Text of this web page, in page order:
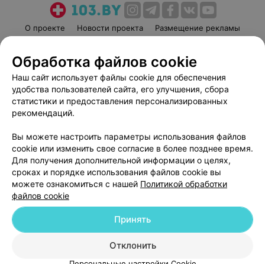
О проекте Новости проекта
Размещение рекламы
Пользовательское соглашение
Способы оплаты
Вакансии
Партнеры
Написать руководителю 103.by
Обработка персональных данных
© 2026 ООО «Артокс Лаб», УНП 191700409
| 220012, Республика Беларусь,
Служба поддержки +375 291212755
Обработка файлов cookie
Наш сайт использует файлы cookie для обеспечения
удобства пользователей сайта, его улучшения, сбора
статистики и предоставления персонализированных
рекомендаций.
Вы можете настроить параметры использования файлов
cookie или изменить свое согласие в более позднее время.
Для получения дополнительной информации о целях,
сроках и порядке использования файлов cookie вы
можете ознакомиться с нашей Политикой обработки
файлов cookie
Отклонить
Принять